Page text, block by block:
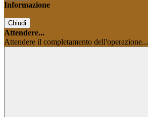
Informazione
Chiudi
Attendere...
Attendere il completamento dell'operazione...